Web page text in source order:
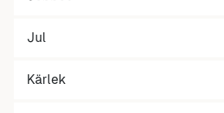
Jul
Kärlek